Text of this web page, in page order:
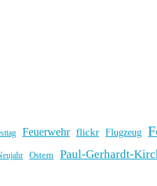
Feuerwehr flickr Flugzeug
Ostern Paul-Gerhardt-